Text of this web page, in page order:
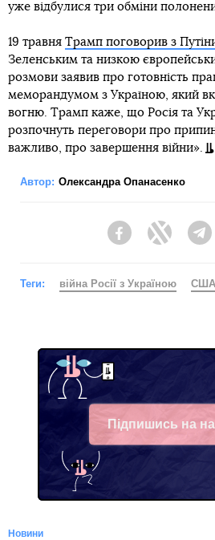
уже відбулися три обміни
19 травня Трамп поговорив з
Зеленським та низкою
розмови заявив про готовність
меморандумом з Україною, який
вогню. Трамп каже, що Росія та
розпочнуть переговори про
важливо, про завершення війни».
Автор: Олександра Опанасенко
FacebookTwitter
Теги: війна Росії з Україною США
Підпишись на
Telegram
Новини